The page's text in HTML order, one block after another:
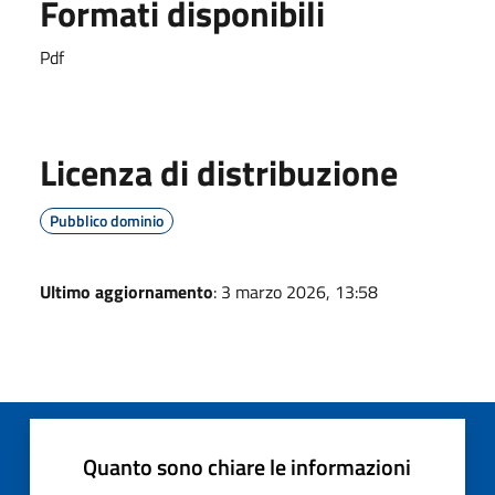
Formati disponibili
Pdf
Licenza di distribuzione
Pubblico dominio
Ultimo aggiornamento: 3 marzo 2026, 13:58
Quanto sono chiare le informazioni